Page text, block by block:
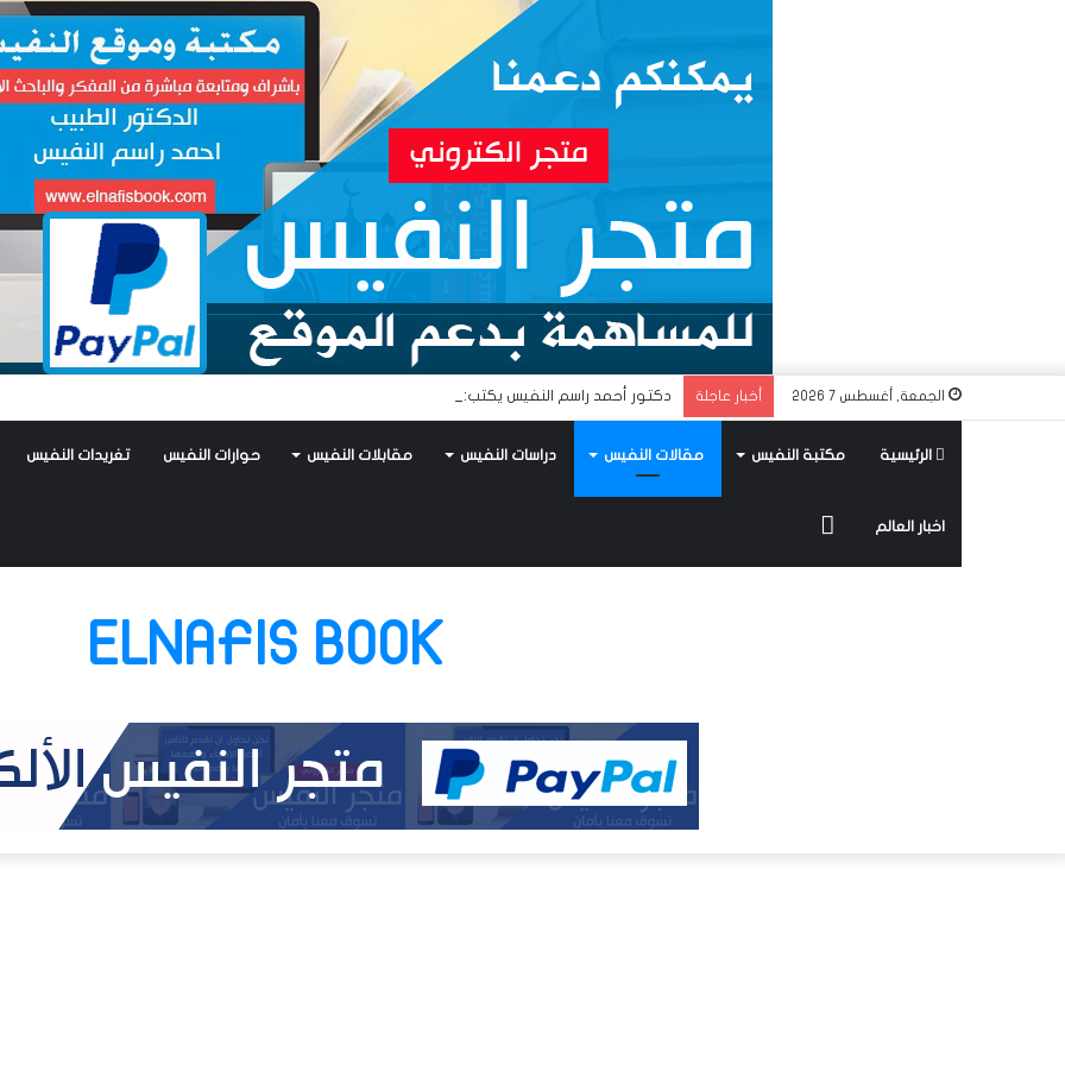
الجمعة, أغسطس 7 2026 أخبار عاجلة دكتور أحمد راسم النفيس يكتب: جواز عتريس من فؤادة باطل!! وجواز براقش من حُنين فاشل!!
الرئيسية مكتبة النفيس مقالات النفيس دراسات النفيس مقابلات النفيس حوارات النفيس تغريدات النفيس
اخبار العالم
ELNAFIS BOOK